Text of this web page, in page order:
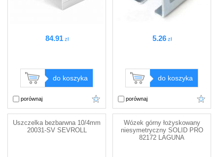
84.91 zł
do koszyka
porównaj
5.26 zł
do koszyka
porównaj
Uszczelka bezbarwna 10/4mm
20031-SV SEVROLL
Wózek górny łożyskowany
niesymetryczny SOLID PRO
82172 LAGUNA